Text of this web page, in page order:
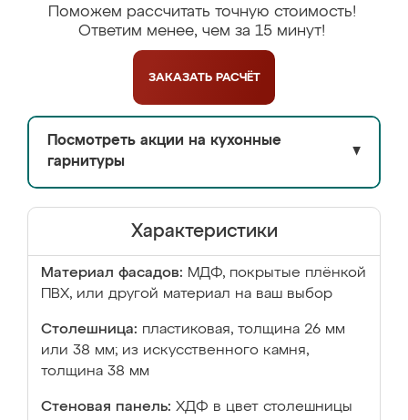
Поможем рассчитать точную стоимость!
Ответим менее, чем за 15 минут!
ЗАКАЗАТЬ РАСЧЁТ
Посмотреть акции на кухонные
гарнитуры
▼
Характеристики
Материал фасадов: МДФ, покрытые плёнкой
ПВХ, или другой материал на ваш выбор
Столешница: пластиковая, толщина 26 мм
или 38 мм; из искусственного камня,
толщина 38 мм
Стеновая панель: ХДФ в цвет столешницы